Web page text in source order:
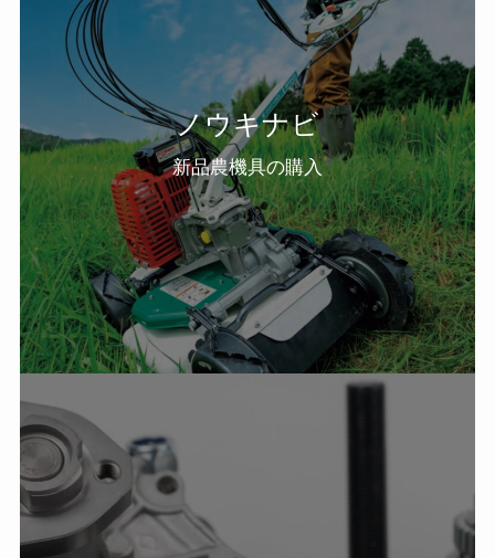
ノウキナビ
新品農機具の購入